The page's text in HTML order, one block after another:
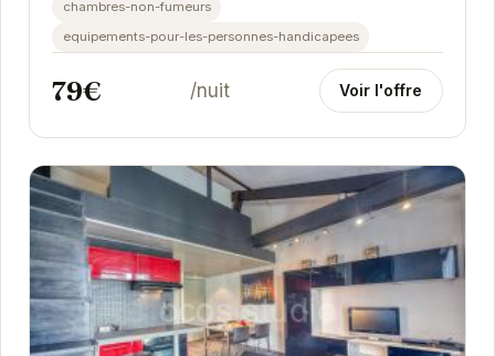
chambres-non-fumeurs
equipements-pour-les-personnes-handicapees
79€ /nuit Voir l'offre